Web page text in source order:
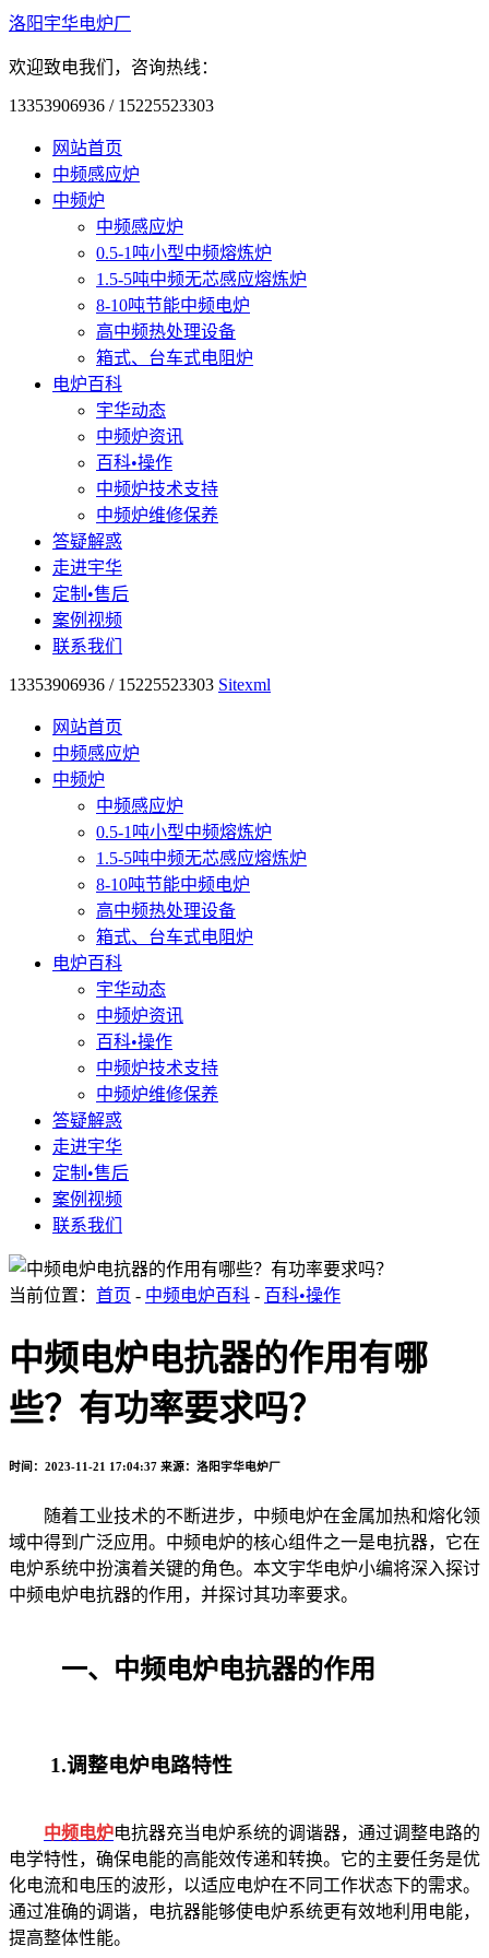
洛阳宇华电炉厂
欢迎致电我们，咨询热线：
13353906936 / 15225523303
网站首页
中频感应炉
中频炉
中频感应炉
0.5-1吨小型中频熔炼炉
1.5-5吨中频无芯感应熔炼炉
8-10吨节能中频电炉
高中频热处理设备
箱式、台车式电阻炉
电炉百科
宇华动态
中频炉资讯
百科•操作
中频炉技术支持
中频炉维修保养
答疑解惑
走进宇华
定制•售后
案例视频
联系我们
13353906936 / 15225523303 Sitexml
网站首页
中频感应炉
中频炉
中频感应炉
0.5-1吨小型中频熔炼炉
1.5-5吨中频无芯感应熔炼炉
8-10吨节能中频电炉
高中频热处理设备
箱式、台车式电阻炉
电炉百科
宇华动态
中频炉资讯
百科•操作
中频炉技术支持
中频炉维修保养
答疑解惑
走进宇华
定制•售后
案例视频
联系我们
当前位置： 首页 - 中频电炉百科 - 百科•操作
中频电炉电抗器的作用有哪
些？有功率要求吗？
时间：2023-11-21 17:04:37 来源：洛阳宇华电炉厂
随着工业技术的不断进步，中频电炉在金属加热和熔化领
域中得到广泛应用。中频电炉的核心组件之一是电抗器，它在
电炉系统中扮演着关键的角色。本文宇华电炉小编将深入探讨
中频电炉电抗器的作用，并探讨其功率要求。
一、中频电炉电抗器的作用
1.调整电炉电路特性
中频电炉电抗器充当电炉系统的调谐器，通过调整电路的
电学特性，确保电能的高能效传递和转换。它的主要任务是优
化电流和电压的波形，以适应电炉在不同工作状态下的需求。
通过准确的调谐，电抗器能够使电炉系统更有效地利用电能，
提高整体性能。